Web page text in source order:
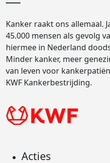
Kanker raakt ons allemaal.
45.000 mensen als gevolg
hiermee in Nederland
Minder kanker, meer
van leven voor
KWF Kankerbestrijding.
Acties